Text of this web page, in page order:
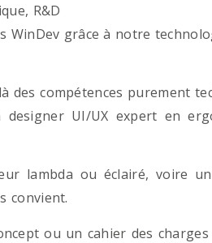
R&D
WinDev grâce à notre
des compétences purement
designer UI/UX expert en
lambda ou éclairé, voire
convient.
ou un cahier des